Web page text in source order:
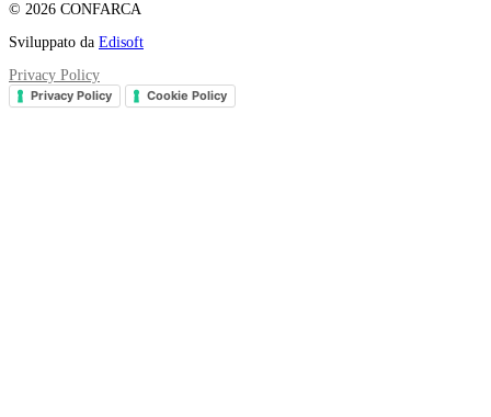
© 2026 CONFARCA
Sviluppato da Edisoft
Privacy Policy
Privacy Policy Cookie Policy